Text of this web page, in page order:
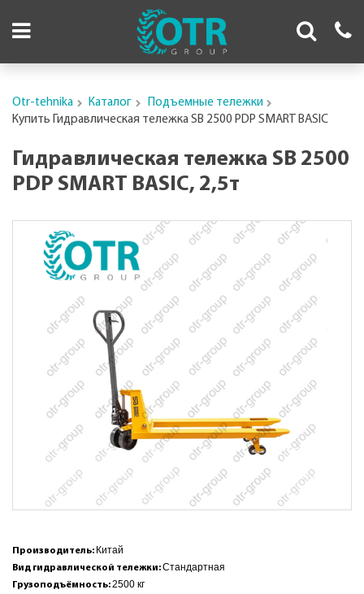
Otr-tehnika Каталог
Подъемные тележки
Купить Гидравлическая тележка SB 2500 PDP SMART BASIC
Гидравлическая тележка SB 2500
PDP SMART BASIC, 2,5т
Производитель: Китай
Вид гидравлической тележки:Стандартная
Грузоподъёмность:2500 кг